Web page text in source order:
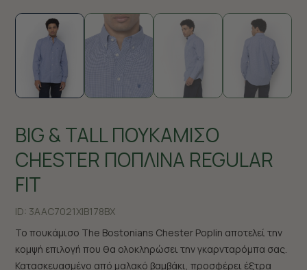
BIG & TALL ΠΟΥΚΑΜΙΣΟ
CHESTER ΠΟΠΛΙΝΑ REGULAR
FIT
ID: 3AAC7021X|B178BX
Το πουκάμισο The Bostonians Chester Poplin αποτελεί την
κομψή επιλογή που θα ολοκληρώσει την γκαρνταρόμπα σας.
Κατασκευασμένο από μαλακό βαμβάκι, προσφέρει έξτρα